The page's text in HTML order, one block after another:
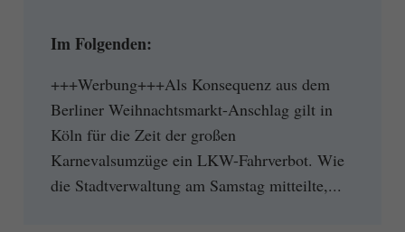
Im Folgenden:
+++Werbung+++Als Konsequenz aus dem
Berliner Weihnachtsmarkt-Anschlag gilt in
Köln für die Zeit der großen
Karnevalsumzüge ein LKW-Fahrverbot. Wie
die Stadtverwaltung am Samstag mitteilte,...